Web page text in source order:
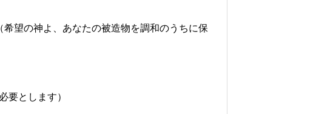
望の神よ、あなたの被造物を調和のうちに保
要とします）